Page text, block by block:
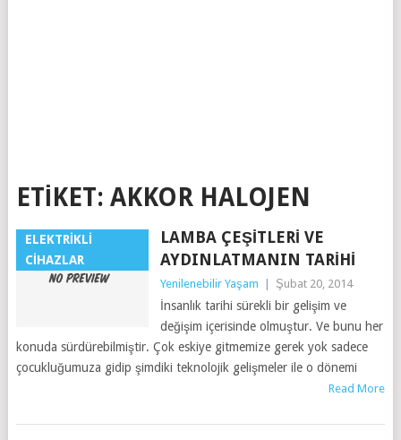
ETIKET: AKKOR HALOJEN
ELEKTRIKLI
CIHAZLAR
LAMBA ÇEŞITLERI VE
AYDINLATMANIN TARIHI
Yenilenebilir Yaşam Şubat 20, 2014
İnsanlık tarihi sürekli bir gelişim ve
değişim içerisinde olmuştur. Ve bunu her
konuda sürdürebilmiştir. Çok eskiye gitmemize gerek yok sadece
çocukluğumuza gidip şimdiki teknolojik gelişmeler ile o dönemi
Read More